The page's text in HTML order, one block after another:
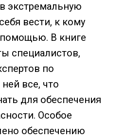
экстремальную
вести, к кому
помощью. В книге
специалистов,
по
все, что
для обеспечения
Особое
обеспечению